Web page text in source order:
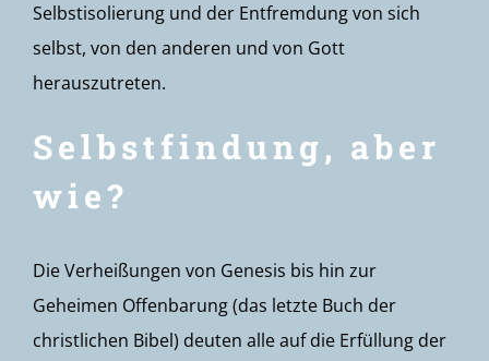
Selbstisolierung und der Entfremdung von sich
selbst, von den anderen und von Gott
herauszutreten.
Selbstfindung, aber
wie?
Die Verheißungen von Genesis bis hin zur
Geheimen Offenbarung (das letzte Buch der
christlichen Bibel) deuten alle auf die Erfüllung der